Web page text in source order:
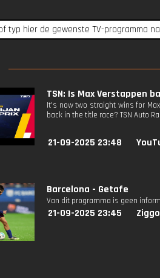
TSN: Is Max Verstappen
It's now two straight wins for
back in the title race? TSN Auto
21-09-2025 23:48
Barcelona - Getafe
Van dit programma is geen
21-09-2025 23:45 Ziggo